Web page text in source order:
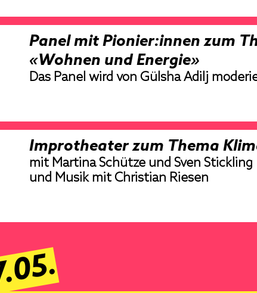
Panel mit Pionier:innen zum
«Wohnen und Energie»
Das Panel wird von Gülsha Adilj
Improtheater zum Thema
mit Martina Schütze und Sven Stickling
und Musik mit Christian Riesen